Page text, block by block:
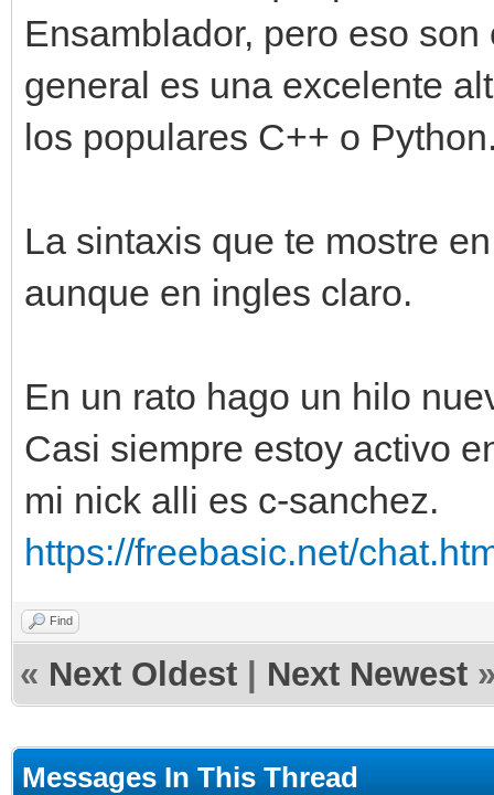
Ensamblador, pero eso
general es una excelente
los populares C++ o
La sintaxis que te mostre
aunque en ingles claro.
En un rato hago un hilo
Casi siempre estoy activo
mi nick alli es c-sanchez.
https://freebasic.net/
Find
« Next Oldest Next Newest
Messages In This Thread